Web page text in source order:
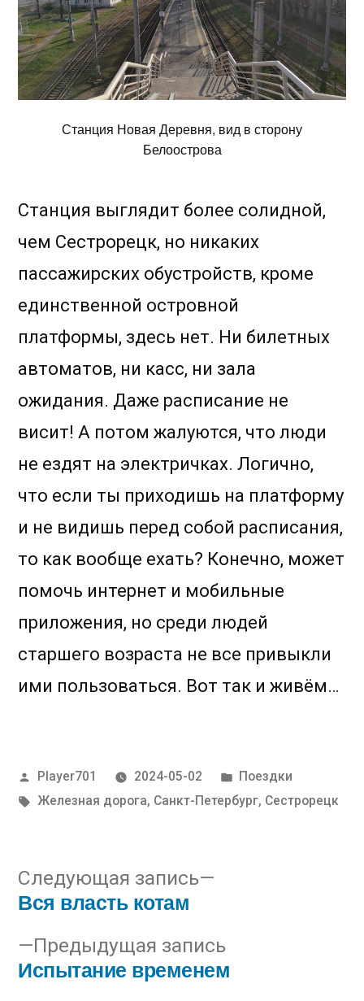
Станция Новая Деревня, вид в сторону
Белоострова
Станция выглядит более солидной,
чем Сестрорецк, но никаких
пассажирских обустройств, кроме
единственной островной
платформы, здесь нет. Ни билетных
автоматов, ни касс, ни зала
ожидания. Даже расписание не
висит! А потом жалуются, что люди
не ездят на электричках. Логично,
что если ты приходишь на платформу
и не видишь перед собой расписания,
то как вообще ехать? Конечно, может
помочь интернет и мобильные
приложения, но среди людей
старшего возраста не все привыкли
ими пользоваться. Вот так и живём…
Написано
автором
Player701 2024-05-02
Написано
в
Поездки
Метки:
Железная дорога, Санкт-Петербург, Сестрорецк
Навигация
по
записям
Предыдущая записьПредыдущая
запись:
Испытание временем
Следующая запись
Вся власть котам